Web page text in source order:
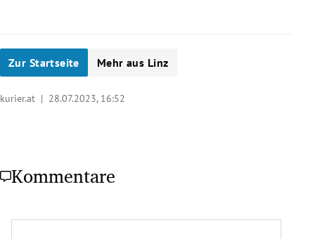
Zur Startseite Mehr aus Linz
kurier.at | 28.07.2023, 16:52
Kommentare